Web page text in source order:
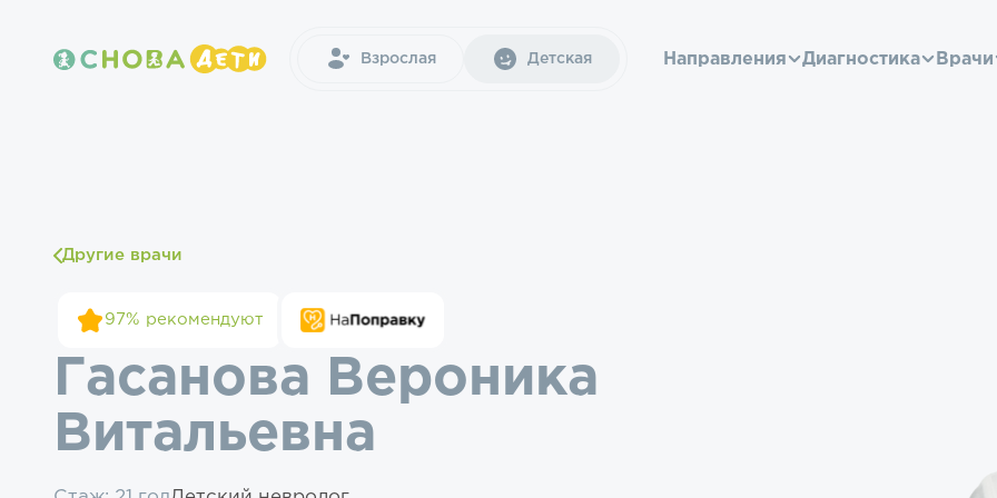
Взрослая Детская Направления Диагностика Врачи
Другие врачи
97% рекомендуют
Гасанова Вероника
Витальевна